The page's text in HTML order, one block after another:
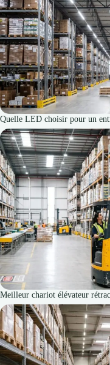
Quelle LED choisir pour un
Meilleur chariot élévateur